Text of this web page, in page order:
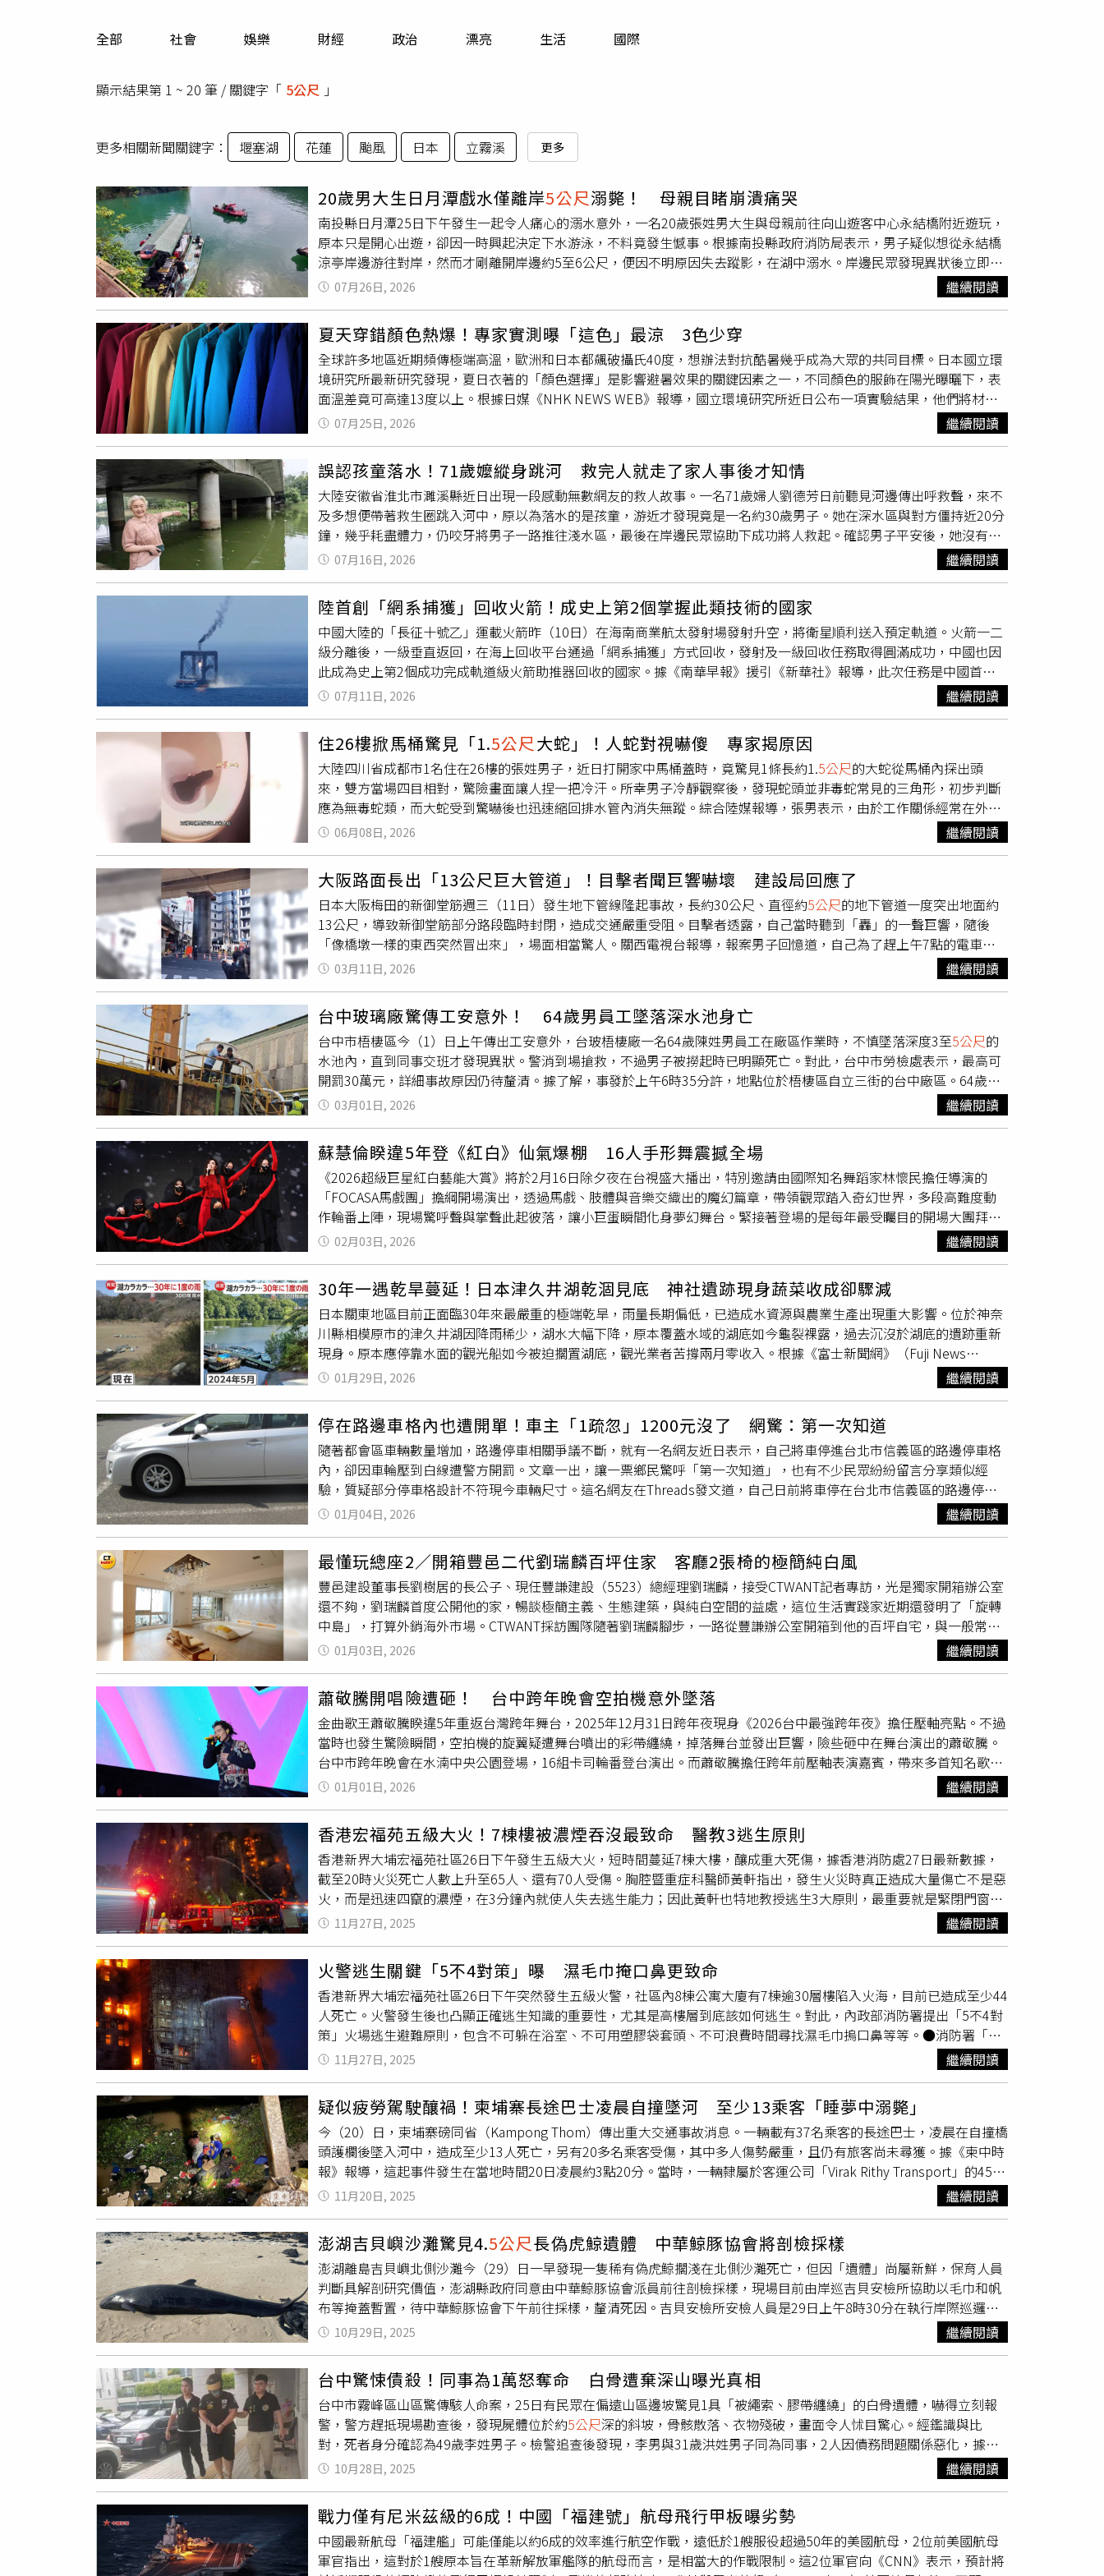
運勢
全部 社會 娛樂 財經 政治 漂亮 生活 國際
顯示結果第 1 ~ 20 筆 / 關鍵字「 5公尺 」
更多相關新聞關鍵字： 堰塞湖 花蓮 颱風 日本 立霧溪 更多
20歲男大生日月潭戲水僅離岸5公尺溺斃！ 母親目睹崩潰痛哭
南投縣日月潭25日下午發生一起令人痛心的溺水意外，一名20歲張姓男大生與母親前往向山遊客中心永結橋附近遊玩，
原本只是開心出遊，卻因一時興起決定下水游泳，不料竟發生憾事。根據南投縣政府消防局表示，男子疑似想從永結橋
涼亭岸邊游往對岸，然而才剛離開岸邊約5至6公尺，便因不明原因失去蹤影，在湖中溺水。岸邊民眾發現異狀後立即報
案，消防局獲報後迅速派遣搜救人員展開救援，並出動橡皮艇、水域救援人員及相關設備投入搜尋。由於日月潭水域廣
闊，加上天色逐漸昏暗，搜救工作持續至晚間10時仍未發現男子蹤影，只能暫停作業。今（26）日清晨，搜救人員再次
指出，日月潭雖然湖面看似平靜，實際上卻暗藏危險，水底地形落差相當大，部分區域岸邊一步之外就是深潭，加上湖
底暗流、水溫變化及能見度不佳，即使具備游泳能力，也可能因體力不支或突發狀況而發生意外。因此，除官方核准活
動，例如一年一度的日月潭萬人泳渡外，全潭皆禁止私人游泳及戲水，以保障民眾安全。消防局也再次提醒民眾，若發
現有人落水，切勿因救人心切而直接跳入水中，以免造成二次傷亡。正確做法應遵循「叫、叫、伸、拋、划」防溺五步
驟，先大聲呼救、撥打119求援，再利用竹竿、救生圈、繩索或船隻協助救援，等待專業人員抵達處理。這起悲劇也再
次提醒民眾，自然水域潛藏許多肉眼無法察覺的危險，即使距離岸邊僅短短數公尺，也可能瞬間發生無法挽回的憾事，
切勿因一時大意或僥倖心理而冒險下水，以免讓一次出遊成為家人永遠的傷痛。
07月26日, 2026 繼續閱讀
夏天穿錯顏色熱爆！專家實測曝「這色」最涼 3色少穿
全球許多地區近期頻傳極端高溫，歐洲和日本都飆破攝氏40度，想辦法對抗酷暑幾乎成為大眾的共同目標。日本國立環
境研究所最新研究發現，夏日衣著的「顏色選擇」是影響避暑效果的關鍵因素之一，不同顏色的服飾在陽光曝曬下，表
面溫差竟可高達13度以上。根據日媒《NHK NEWS WEB》報導，國立環境研究所近日公布一項實驗結果，他們將材質
與尺寸完全相同的9種顏色的Polo衫穿在假人模特兒身上，於氣溫約30度、風速每秒
的晴朗戶外環境下曝曬5分
鐘，並透過熱成像照相機監測服裝表面溫度變化。結果顯示，白色衣服散熱效果最佳，表面溫度維持在與氣溫相近的32
度左右；而黑色與綠色服飾吸熱迅速，表面溫度竟衝破45度。有日本研究顯示，在同樣日照條件下，白色衣服表面溫度
最低，綠色和黑色則相對高溫。（圖／翻攝自臉書／NHK NEWS WEB）從國立環境研究所測得的表面溫度高低排序，
避暑效果由優至劣依次為白色、黃色、灰色、紅色、紫色、藍色，最後則是綠色、深綠色與黑色。值得注意的是，在中
間色系中，紅色展現出優異的抗熱效果，溫度並未明顯上升，而綠色的吸熱表現則幾乎與黑色不相上下。針對這項現
象，日本國立環境研究所高階研究管理員的一之瀨俊明分析指出，顏色差異直接決定了服飾對太陽輻射能量的反射率與
吸收率。白色與黃色等淺色系能反射絕大部分熱能，因此能有效抑制體感溫度上升，建議民眾在酷熱天候出門時，應優
07月25日, 2026 繼續閱讀
誤認孩童落水！71歲嬤縱身跳河 救完人就走了家人事後才知情
大陸安徽省淮北市濉溪縣近日出現一段感動無數網友的救人故事。一名71歲婦人劉德芳日前聽見河邊傳出呼救聲，來不
及多想便帶著救生圈跳入河中，原以為落水的是孩童，游近才發現竟是一名約30歲男子。她在深水區與對方僵持近20分
鐘，幾乎耗盡體力，仍咬牙將男子一路推往淺水區，最後在岸邊民眾協助下成功將人救起。確認男子平安後，她沒有留
下姓名，也未接受任何感謝，而是默默返家。直到警方發起全城尋人、影片在網路瘋傳，這位勇敢的「白髮奶奶」才曝
光身分，引發社會各界高度讚揚。71歲的劉德芳聽見有人落水後，立刻攜帶救生圈跳入河中，歷經約20分鐘救援，成功
當時正在橋下與友人聊天的71歲劉德芳聽見聲音後，立刻起身趕往落水地點。當她準備脫鞋下水時，現場一名女子趕緊
從岸邊護欄取下一只救生圈遞給她。劉德芳接過救生圈後毫不遲疑，直接穿越綠化帶抄近路衝向河岸，隨即縱身跳進河
裡，朝落水者奮力游去。劉德芳受訪時表示，自己當時誤以為落水的是小孩，因此心急如焚，只想盡快把人救上來。等
游到對方面前、抓住手臂後，她才發現對方其實是一名約30歲的年輕男子。然而，救援過程並不順利。男子當時情緒相
當激動，不斷掙扎，甚至試圖甩開她的手，讓救援難度大幅增加。劉德芳只能死命抓住對方，不讓他再次沉入水中。由
於河水相當深，雙方僵持一段時間後，她的體力也逐漸透支。所幸身旁有救生圈可支撐，她一邊藉助浮力維持平衡，一
邊使盡全身力氣推拉男子，經過兩度用力推送，終於將男子帶到較淺的水域。此時，岸邊兩名熱心民眾立即伸出援手，
眾人合力將男子拉上岸，整場驚險救援才終於結束。劉德芳原以為落水的是孩童，游近才發現是一名成年男子，仍咬牙
撐到最後，在熱心民眾協助下完成救援。完成救援後，劉德芳只是簡單整理被河水浸濕的衣服，確認男子已脫離危險，
便悄悄離開現場返回住處，既沒有留下姓名，也沒有向任何人提起自己的義舉。她透露，整個救援歷時20多分鐘，回家
後也沒有把這件事告訴家人，只因擔心家人知道後會過於憂心，因此一直低調不提。警方獲報後趕抵現場時，落水男子
已被成功救起。經確認男子身體沒有大礙後，警方便開始尋找這位見義勇為的救命恩人。由於老人離去前未留下任何個
人資料，濉溪縣公安局新城派出所立即調閱周邊監視器畫面，並走訪現場目擊民眾，希望查明她的身分。同時，警方也
透過官方微信平台發布尋人影片，向社會大眾徵求線索，希望找到這位英勇救人的長者。影片發布後迅速在當地社群媒
體瘋傳，不到10多個小時便累積近8000人按讚、近4000次分享，留言超過500則，不少網友紛紛轉發，希望協助警方找
到這位不留名的英雄。就在大家四處尋找之際，7月14日，劉德芳的哥哥恰巧看到警方發布的影片，一眼便認出畫面中
的人正是自己的妹妹，隨即主動聯絡警方，這位「白髮奶奶」的真實身分才正式曝光。不少目擊民眾事後也分享當時驚
險經過。經常到濉河公園附近散步的居民劉群英表示，該河段水深約4至5公尺，落水男子當時位於河中央，距離岸邊超
過10公尺，而且劉德芳還必須逆著水流游向對方，一般人根本沒有勇氣下水，更別說是一位70多歲的長者。59歲好友韓
梅得知消息後更忍不住感動落淚。她表示，原本自己當天下午也打算到橋邊散步，只因臨時有事才未前往。隔天聽聞劉
德芳跳河救人後，立刻打電話向她關心。韓梅直言，70多歲還願意冒著生命危險救人，不僅是濉溪人的驕傲，更是整個
淮北市的驕傲。劉德芳的女兒許詩卉則坦言，得知母親救人的消息後，內心既驕傲又後怕。雖然母親平時身體硬朗，也
會游泳，但畢竟已年過七旬，若救援途中發生任何意外，家人都難以承受。不過，她也表示，母親一直都是出了名的熱
心腸，鄰居只要有困難，她總會第一時間伸出援手，因此這次跳河救人，其實也很符合母親一貫的個性。事件曝光後，
劉德芳很快恢復原本退休生活，每天依舊固定到濉河公園散步運動。當她得知獲救男子身體狀況穩定、情緒也逐漸平復
時，臉上露出欣慰笑容。她語重心長表示，年輕人有時難免會一時想不開，但很多事情終究都會過去，「等到了我這個
年紀就知道，其實很多事情都不是問題，怎麼快樂怎麼生活最重要。」談起自己的身體狀況，她笑說一直都很喜歡運
動。過去與女兒同住時，曾在健身房辦會員，不僅固定做瑜伽、跳有氧課程，游泳也是在健身房慢慢自學而成，因此退
休後始終保持不錯的體能。不過，她也坦承，當時根本沒有時間思考自己的泳技是否足夠，更沒想過如果救不上來會怎
麼樣，腦海裡只有一個念頭，就是先把人救起來。劉德芳救人的影片在網路曝光後，引來大量網友留言致敬，不少人表
示「安徽好人真的很多，果然名不虛傳」、「好人之城不是叫假的」、「身為濉溪人，一定要替奶奶按讚」，留言區充
滿感謝與敬佩之聲。據了解，截至目前為止，安徽省已有1810人登上「中國好人榜」，入榜總數高居全國第一，也讓不
少網友再度提起安徽長年累積的助人文化。劉德芳則始終認為，自己只是做了任何人遇到相同情況都會做的事，完全沒
想到會受到如此大的關注。她說，當時眼前就是一條生命，不管換成誰，都應該伸出援手。
07月16日, 2026 繼續閱讀
陸首創「網系捕獲」回收火箭！成史上第2個掌握此類技術的國家
中國大陸的「長征十號乙」運載火箭昨（10日）在海南商業航太發射場發射升空，將衛星順利送入預定軌道。火箭一二
級分離後，一級垂直返回，在海上回收平台通過「網系捕獲」方式回收，發射及一級回收任務取得圓滿成功，中國也因
此成為史上第2個成功完成軌道級火箭助推器回收的國家。據《南華早報》援引《新華社》報導，此次任務是中國首次
成功實施運載火箭一級可控回收，「標誌著我國重複使用火箭技術取得重大突破。」而且不同於全球首富馬斯克（Elon
Musk）旗下「太空探索技術公司」（SpaceX）所開創的回收方式，中國此次首度採用獨特的「海上攔網回收系統」，
提供更具彈性的回收方式。隨著全球登月競賽日益激烈，北京也持續強化商業航太產業發展，而這款中國火箭則提供了
另一條可重複使用的太空飛行技術路線。根據《新華社》報導，這枚高63公尺、直徑5公尺
午12時15分自中國南部文昌太空發射場升空，並將搭載的衛星成功送入預定軌道。《新華社》稱，在火箭一二級分離約
6分鐘後，一級火箭以垂直方式返回，並由「領航者」網系回收平台成功接住。《央視》則表示，此次首飛驗證了一級
火箭可重複使用的設計，預期將有助於降低發射成本。「中國航天科技集團」結構系統專家姜周10日接受《中國航天
報》採訪時表示：「可重複使用火箭是未來實現大規模、自由進入太空的重要途徑，也符合太空發射朝向更低成本、更
高頻率發展的趨勢。」這款兩級式長征十號乙的一級採用7具YF-100K引擎，以煤油與液態氧作為推進劑，最多可將16公
噸酬載送入近地軌道，主要設計用途為貨運任務。火箭研製單位「中國運載火箭技術研究院」總體設計師陳牧野接受
《新華社》訪問時則表示，長征十號乙主要鎖定中國商業市場，可用於部署衛星網際網路星座及大型商業衛星。今年2
月，中國曾利用同系列另一款型號「長征十號甲」的一級火箭，成功完成「夢舟載人登月飛船」的飛行中逃逸測試。測
試箭體完成受控下降，並落入回收船附近海域，也提高了外界對此次飛行成功的期待。此次任務也是中國首次正式挑戰
可重複使用火箭回收技術，此舉被視為降低成本、提高發射能力以及提升中國航太產業國際競爭力的重要一步。去年12
月，中國另外2款火箭曾嘗試採用與SpaceX相似的柵格翼（grid fins）加著陸腿（landing legs）垂直回收方式，但均以
失敗告終。其中，由「藍箭航太」研製、採用甲烷與液態氧推進的民營火箭「朱雀三號」，其一級火箭墜毀於預定回收
區附近。另1款由國有企業研製的「長征十二號甲」，則因引擎未能重新點火執行最後減速程序，導致一級火箭於空中
墜毀。而這次不同於SpaceX的「獵鷹9號」（Falcon 9）依靠自身著陸腿降落的方式，長征十號乙採用了海上攔網與纜
索回收系統。在重新進入大氣層期間，一級火箭先利用引擎及空氣動力控制面降低速度，再下降至回收系統。在最後著
陸階段，攔網與纜索裝置會吸收火箭剩餘動能，進一步降低速度，以完成軟著陸。陳牧野解釋：「攔網回收方式可簡化
火箭結構、降低重量、提升運載能力，同時對落點偏差具有很強的適應能力，也能透過攔網系統的協同作用，『放大』
回收捕獲窗口。」中國航天科技集團總工程師朱平平向《中國航天報》表示，火箭重返大氣層的過程被稱為「地獄之
門」，因為引擎若未能在正確時機啟動或關閉，就可能導致整個回收失敗。中國航天科技集團專家也向《中國航天報》
指出，整個回收過程必須兼顧回收與酬載能力，同時完成對移動目標的導航與鎖定，並透過數千個感測器進行即時飛行
監控。利用攔網或纜索捕捉太空飛行器的概念可追溯至冷戰時期，當時美軍利用空中攔截方式回收日冕（Corona）偵察
衛星拍攝完成後拋投的底片艙。近年來，包括SpaceX與「火箭實驗室」（Rocket Lab）等企業，也曾測試利用攔網或直
升機捕捉返回中的火箭部件，但因海上強風等作業挑戰，最終大多放棄這些方案。據悉，在去年4月美中經濟暨安全檢
討委員會（USCC）舉行的1場聽證會上，美國太空軍（USSF）太空作戰部長薩爾茲曼上將（General B. Chance
Saltzman）曾表示，美國目前仍是全球發射能力領先者，但也警告競爭對手可能迅速縮小差距，「一旦其他國家開始具
備並運用可重複使用技術，他們就會開始迎頭趕上，並能以不同方式、更具韌性的模式利用太空執行各種任務。」他接
著指出：「短期內，中國對可重複使用運載火箭以及軌道加注燃料的投資，代表進入太空的能力正迎來一個重要轉折
點，未來可能導致中國在這個領域超越美國的領導地位。」報導補充，作為長征十號乙系列首次軌道飛行測試，10日的
任務主要目的是驗證未來更強大的載人登月型長征十號所需的關鍵技術。該型火箭升空時將使用21具YF-100K引擎，目
標是在2030年前將中國太空人及登月著陸器送往月球。美國國家航空暨太空總署（NASA）同樣計畫於2028年前再次將
美國太空人送上月球，這將是自1972年阿波羅計畫（Apollo Program）結束以來首次重返月球。中國社群媒體Threads
上的討論顯示，第2枚朱雀三號火箭可能將於未來數週再次挑戰垂直回收，而完整構型的長征十號甲也預計於今年稍後
進行飛行。《央視》也指出，今年稍後還將利用此次成功回收的長征十號乙可重複使用助推器，再次進行測試飛行。
07月11日, 2026 繼續閱讀
住26樓掀馬桶驚見「1.5公尺大蛇」！人蛇對視嚇傻 專家揭原因
大陸四川省成都市1名住在26樓的張姓男子，近日打開家中馬桶蓋時，竟驚見1條長約1.5公尺的大蛇從馬桶內探出頭
來，雙方當場四目相對，驚險畫面讓人捏一把冷汗。所幸男子冷靜觀察後，發現蛇頭並非毒蛇常見的三角形，初步判斷
應為無毒蛇類，而大蛇受到驚嚇後也迅速縮回排水管內消失無蹤。綜合陸媒報導，張男表示，由於工作關係經常在外奔
波，過去也曾多次遇過蛇類，甚至見過長達
的大蛇，因此當下並未過度驚慌，反而對蛇出現在高樓層住宅感到相
當疑惑。事件曝光後引發網友熱議，不少人最關心的是，蛇究竟如何爬上26樓高的大樓，甚至出現在馬桶裡。專家指
再經由馬桶排水管爬入室內。尤其低樓層住戶遭遇此類情況的機率較高。不過隨著樓層增加，管線結構愈發複雜，加上
下水道環境潮濕、氣味濃重且常有水流衝擊，蛇要一路爬升至高樓層難度相當高，因此26樓出現蛇蹤更顯罕見。專家分
析，除了透過排水系統進入住宅外，也不排除蛇原本就藏身於大樓管道間、設備空間或其他縫隙，再誤入住家環境。由
於蛇類偏好陰暗、潮濕且溫度穩定的場所，而浴室恰好符合這些條件，因此常成為牠們暫時棲息的地點。事實上，蛇類
闖入民宅的案例屢見不鮮。過去曾有民眾在家中抽屜取物時，赫然發現1條大蛇蜷縮其中；也有人在客廳沙發內發現長
的蛇，最後由消防人員協助捕捉。另外，天花板、冷氣機甚至床底下，也都曾出現蛇類藏身的案例，讓住戶飽
受驚嚇。
06月08日, 2026 繼續閱讀
大阪路面長出「13公尺巨大管道」！目擊者聞巨響嚇壞 建設局回應了
日本大阪梅田的新御堂筋週三（11日）發生地下管線隆起事故，長約30公尺、直徑約5公尺的地下管道一度突出地面約
13公尺，導致新御堂筋部分路段臨時封閉，造成交通嚴重受阻。目擊者透露，自己當時聽到「轟」的一聲巨響，隨後
「像橋墩一樣的東西突然冒出來」，場面相當驚人。關西電視台報導，報案男子回憶道，自己為了趕上午7點的電車匆
忙往車站方向前進，突然聽到前方傳來巨響，以為發生掉落物或交通事故，走近現場才發現路面竟出現高聳的管道結
構，與前一天早晨完全不同。目擊者提到，上方還有瀝青或混凝土塊不斷掉落，當時完全無法理解為何會出現這種情
已基本停止，工地人員忙於維持現場秩序，雖然當時行人不多，安全措施到位，但仍有少量車輛經過，情況相當危險。
對此，大阪建設局回應，對新御堂筋封路造成大規模交通堵塞及市民不便，深表歉意。負責人說明，管道隆起高度約13
公尺，現場正在進行梅田地區排水防洪下水道工程，事件與施工有關，但具體原因仍在調查中。建設局指出，現場周邊
道路短期內難以恢復通行，必須先確認地基安全再決定。據悉，此次工程目的是加強梅田地區因應集中豪雨的排水能
力。隆起的管道位於地下水管隧道終點，最終將設置竪井與人孔。截至下午1時前，經施工團隊實施注水作業，管道已
下降至地下約6公尺。建設局強調，恢復道路通行需確認周邊地基及施工安全，預計今日內重新開放仍困難，提醒市民
暫避事故路段，並呼籲民眾配合交通管制。
03月11日, 2026 繼續閱讀
台中玻璃廠驚傳工安意外！ 64歲男員工墜落深水池身亡
台中市梧棲區今（1）日上午傳出工安意外，台玻梧棲廠一名64歲陳姓男員工在廠區作業時，不慎墜落深度3至5公尺的
水池內，直到同事交班才發現異狀。警消到場搶救，不過男子被撈起時已明顯死亡。對此，台中市勞檢處表示，最高可
開罰30萬元，詳細事故原因仍待釐清。據了解，事發於上午6時35分許，地點位於梧棲區自立三街的台中廠區。64歲陳
姓男員工當時在蓄水池進行加氯錠作業，水池深度約3至
，監視器畫面拍到他拿著藥水靠近水池，疑似不慎跌落池
內，直到上午10時50分，同事準備交接時發現異狀，立刻通報消防局到場救援。消防局獲報後，出動消防車7輛、消防
人員14人前往救援，到場後先抽除池內部分水量，約在12時28分將男子撈起，不過男子已無呼吸心跳，明顯死亡。隨
後，警方與鑑識人員到場採證，初步檢視遺體無明顯外傷，研判暫時排除外力介入，確切死因將報請司法相驗，詳細事
故發生原因仍待釐清。台中市勞檢處表示，目前已派員實施職災檢查，並要求停工改善，若查有違反職業安全衛生法，
將處3萬元以上、30萬元以下罰鍰，同時也啟動「職業災害勞工個案管理服務」，協助家屬處理後續事宜。
03月01日, 2026 繼續閱讀
蘇慧倫睽違5年登《紅白》仙氣爆棚 16人手形舞震撼全場
《2026超級巨星紅白藝能大賞》將於2月16日除夕夜在台視盛大播出，特別邀請由國際知名舞蹈家林懷民擔任導演的
「FOCASA馬戲團」擔綱開場演出，透過馬戲、肢體與音樂交織出的魔幻篇章，帶領觀眾踏入奇幻世界，多段高難度動
作輪番上陣，現場驚呼聲與掌聲此起彼落，讓小巨蛋瞬間化身夢幻舞台。緊接著登場的是每年最受矚目的開場大團拜環
節，由總主持人Lulu黃路梓茵、紅隊隊長陳明珠、白隊隊長黃偉晉領軍，超豪華卡司一字排開，氣勢磅礡，特別企劃日
本人氣男團King & Prince、全球組合&TEAM以及永遠的男神林志穎率先亮相，引發全場粉絲尖叫，紅隊陣容集結蘇慧
倫、動力火車、黃妃、辛龍、許富凱、告五人、蔡旻佑、白安、李千娜、顧穎、呂士軒、陳泳希、Karencici；白隊則由
比莉、龍千玉、蕭煌奇、盧廣仲、黃偉晉、李佳薇、李佳歡、八三夭、邱鋒澤、FEniX、J.Sheon、TRASH、山姆組成堅
強陣容，今年也邀請到蕭景鴻（阿弟）、蔣三省、U:NUS、F.F.O、笨港國小合唱團登台進行特別演出，眾卡司齊聚，帶
領全場觀眾高喊祝福「精彩奔騰、馬到成功」，此外，曾莞婷也來到現場，送上祝福「馬上有錢、馬上找到對象」，與
觀眾玩遊戲共迎新春。蘇慧倫睽違5年再度登上《紅白》舞台，率領16位舞者氣勢登台，以整齊畫一的手形舞搭配溫柔
嗓音演唱〈929〉，瞬間擄獲全場觀眾的心，隨後帶來〈黃色月亮〉，並帶上特別製作的
大月亮道具，燈光與造景
呼應歌曲意境，畫面唯美動人，歌聲更將台下歌迷深深吸引。緊接著，比莉以經典歌曲〈什麼都不必說〉登場，炫麗造
型令人眼前一亮，全場觀眾隨之高歌，尖叫聲此起彼落，緊接演唱睽違4年發行的新歌〈阿福羅火山〉，洗腦且強勁的
旋律瞬間點燃全場節奏，觀眾隨音樂揮舞螢光棒，舞台氣氛嗨到最高點。比莉以經典歌曲〈什麼都不必說〉登場。（圖
／台視提供）
02月03日, 2026 繼續閱讀
30年一遇乾旱蔓延！日本津久井湖乾涸見底 神社遺跡現身蔬菜收成卻驟減
日本關東地區目前正面臨30年來最嚴重的極端乾旱，雨量長期偏低，已造成水資源與農業生產出現重大影響。位於神奈
川縣相模原市的津久井湖因降雨稀少，湖水大幅下降，原本覆蓋水域的湖底如今龜裂裸露，過去沉沒於湖底的遺跡重新
現身。原本應停靠水面的觀光船如今被迫擱置湖底，觀光業者苦撐兩月零收入。根據《富士新聞網》（Fuji News
Network，FNN）報導，津久井湖素以春季賞櫻與秋季楓紅聞名，是當地重要觀光景點。但由於雨量不足，湖水自去年
11月底起持續減少，目前的乾涸狀態已接近兩個月，湖底乾燥鬆軟，即使踩上去也會揚起黃沙，原本生長在湖岸邊的樹
木因長期缺水而乾枯，一折即斷。關東地區乾旱導致作物生長受阻，白蘿蔔大小僅為往年一半。水位下降的現象也讓觀
光業者苦不堪言。一位經營觀光船超過半世紀的業者表示，湖面水位比往常低近5公尺，使得遊客乘船活動無法進行，
船隻長期停擺，生意已連續兩個月毫無收入。他無奈表示：「這種情況不是人力可以改變，只能盼望降雨。」根據最新
監測資料顯示，支撐當地生活用水的城山大壩蓄水量已跌至約22％，遠低於平常水位。此外，長期沉沒於水底的歷史痕
跡重新露出，包括整齊堆砌的石牆、通往神社的石階，甚至還可見多年淹沒的報廢車輛，如同歷史遺跡重現。城山水壩
蓄水量跌至22%，遠低於正常水位，進一步加劇缺水危機。極端乾旱的效應也已延伸至農業生產與消費市場。關東地區
農園負責人指出，目前正值白蘿蔔採收期，但由於土壤乾燥缺水，部分白蘿蔔僅達往年尺寸的一半，生長遲緩；胡蘿蔔
亦因水分不足葉片枯萎、根部發育不良。此外，葉菜類因缺水導致養分流失，底部葉片泛黃乾枯，為確保出貨品質，農
民必須投入更多人力剔除受損部分。整體而言，農作物產量較往年減少約三至四成，專家分析若乾旱持續，不僅供給減
少，也將推升蔬菜價格。預估從2月起，包括春季大根與胡蘿蔔在內的蔬菜售價可能上漲至平常的1.5倍。日本氣象廳最
新資料顯示，關東以及九州北部地區的少雨狀況相當顯著，未來一個月內明顯降雨機率偏低。氣象廳提醒，持續缺水恐
將進一步威脅居民生活用水與農業生產。城山水壩蓄水量跌至22%，遠低於正常水位，進一步加劇缺水危機。（圖／翻
攝自X，@FNN_News）
01月29日, 2026 繼續閱讀
停在路邊車格內也遭開單！車主「1疏忽」1200元沒了 網驚：第一次知道
隨著都會區車輛數量增加，路邊停車相關爭議不斷，就有一名網友近日表示，自己將車停進台北市信義區的路邊停車格
內，卻因車輪壓到白線遭警方開罰。文章一出，讓一票鄉民驚呼「第一次知道」，也有不少民眾紛紛留言分享類似經
驗，質疑部分停車格設計不符現今車輛尺寸。這名網友在Threads發文道，自己日前將車停在台北市信義區的路邊停車
格內，沒想到卻被警方依《道路交通管理處罰條例》第56條1項9款「停車方式不依規定」開罰，「問了GPT才知道，原
來停車格壓到線就算違停，看來我駕照應該用雞腿換的，我居然都不知道！」原PO也直言，「被開肯定是違規在先了，
沒什麼好抱怨的，只是提醒大家停車要多多注意喔～不要跟我一樣搞笑了。」貼文曝光後，不少鄉民便在底下留言，
「媽呀，第一次知道」、「是格子內，不是格子以內。壓在線上屬於以內，法規規定停車格內，所以罰單摸摸鼻子吃下
去吧」、「不只停車格，路面邊線也是」、「轉彎壓到一點點黃線也會被檢舉喔」、「線上申訴就好了，根本不應該
罰」、超線你要看你右邊有沒有停到底，很多停車格是不合規定可以撤單」。也有人指出，「長知識，但台北市的停車
格真的很小」、「有些停車格根本不知道在畫什麼鬼！用幾十年前的標準，現在一堆大車停不下」、「我現在才知道這
樣不行耶！那如果是旁邊住家擺了超大花盆！導致車子無法完整停進去格子內，這樣也算我的罰單？」、「太離譜了！
請市府訂定出車位大小規格，一律用最高標準畫線」、「現在格子越畫越小，大車不要停路邊啦」。還有人抱怨，「但
是有些停車格在畫的時候感覺根本沒量過亂畫，尤其旁邊有花圃之類的，工人不知道在想什麼」、「很多車子比較大的
路邊停車格根本就停不下去，更不要說有些停車格畫的位置，根本連一般小轎車都會凸出來，甚至有的停車格根本就連
規定尺寸都不到」、「現在停車格有夠小，後面還有變電箱，不然旁邊就是被機車停在水溝蓋上，壓縮車格的空間」、
「我今天停的停車格旁邊是電箱，如果不壓線，車門打開，我出不來」。實際上，根據現行《道路交通管理處罰條例》
第56條規定，如果「停車位置、方式不符合規定」，警方可依法開罰，處新台幣600以上、1200元以下罰鍰。對此，台
北市停車管理工程處回應，目前路邊停車格多依規定設計為長
、寬2公尺，屬合法配置，但考量近年車輛尺寸增
加，後續將派員實地勘查，在不影響整體停車位數的前提下，評估能調整格位尺寸。
01月04日, 2026 繼續閱讀
最懂玩總座2／開箱豐邑二代劉瑞麟百坪住家 客廳2張椅的極簡純白風
豐邑建設董事長劉樹居的長公子、現任豐謙建設（5523）總經理劉瑞麟，接受CTWANT記者專訪，光是獨家開箱辦公室
還不夠，劉瑞麟首度公開他的家，暢談極簡主義、生態建築，與純白空間的益處，這位生活實踐家近期還發明了「旋轉
中島」，打算外銷海外市場。CTWANT採訪團隊隨著劉瑞麟腳步，一路從豐謙辦公室開箱到他的百坪自宅，與一般常見
奢華富麗的豪宅大不相同，追求極簡主義的他，天地壁及家電家具，幾乎清一色白色系，雖客廳就有約50坪大，卻只放
了1張床墊和2張和室椅，擺設相當簡約。為了追求全白，他還特地做了可移動式電視牆，平時能將全黑銀幕完全覆蓋。
／劉瑞麟提供）劉瑞麟的建築空間設計，都著重在光影、極簡、生態，打造療癒系居住環境。都市叢林生活易生壓力，
劉瑞麟強調綠植可以幫助減壓，對健康有直接正相關，他家的客廳，即有一整面超過5公尺寬的陽台及落地窗，外部配
置高腳桌椅與多樣植栽，營造都市綠洲。他表示，豐謙建築極簡主義的核心有3點，1.空間的主角是人，2.能最多被使用
的空間才是最好的空間，3.極簡是探索一切事物的本質，從色調跟型式的極簡，並且專注在整合上。他也向記者特別推
廣純白空間的多項好處，不是只為了好看，更因為健康療癒，及節能永續。他先以盆養植栽來舉例，使用白色盆與黑色
盆溫度就會相差4度，是決定植物會不會爛根的關鍵；而生態建築常採白色外觀，主要是為了反射陽光、降低熱島效
應，達到節能目的，最直接關係的是住戶的荷包，光是電費就能節省不少。此外，在能量和色彩心理學的觀點中，負能
量在白色上較難停留，白色也有純淨場域的意涵，能帶來放鬆與心靈平靜，因此，他連窗框都使用白色。他也建議，居
家空間盡量用協調色、不要出現衝突色。第三、白色的衍色性最好，從早到晚、日出到夕陽，光在白色空間所得到的變
化最多。劉瑞麟分享，他從小就喜歡光影的變化，所以在他的建案公設，也都會採用白色展演光影效果，因此他鼓勵大
家室內多用白色或淺灰色，最能欣賞到光影之美。「豐謙蜜之地」的茶屋可見窗外即是瀑布造景，深度至地下2層樓，
為停車場帶來通風、採光，為豐謙「被動式建築」的代表作。（圖／劉瑞麟提供）劉瑞麟2009年進入豐邑土開部磨練了
10年，同時參與設計規劃，2016年接任豐謙總經理，主導推出「蜜之地」「森立方」「VITA」「謙18」「植得」
「Home+」等建案。其中，位於台中單元12重劃區、目前屋齡5年的「豐謙蜜之地」，可以說是體現其生活理念與對居
住品質追求的首個代表建案。他多花了4000萬元實現建築的被動式設計，在地下停車場開挖了2層樓高的天井，從1樓的
茶屋、大廳，直至地下2樓的停車場，以瀑布作為景觀核心，利用大樓風實現自然空氣流動，地下室全年無須開抽風
機，達到節能省電。他還特別在梯廳配置鋼琴，優美琴聲可沿天井從地下停車場穿透至地上層公設，以瀑布的白噪音與
負離子還有音樂營造療癒氛圍，轉換回家心情。劉瑞麟發明旋轉中島的最初目的，是希望可以與餐桌合併，實現聖誕大
餐及過年團聚圍爐同桌的願望，該設計已於10月取得台灣專利，還可搭配燈光計畫。（圖／劉瑞麟提供）最後，腦筋動
得快，又熱情好客的劉瑞麟，也向大家分享他的最新發明──「旋轉中島」，目的是取代傳統餐桌，希望能從料理、吃
飯，大人工作、小孩寫作業，都在同張桌子一次解決，可幫助室內空間增加2坪效能。他透露，目前已取得專利，打算
未來外銷歐美進軍國際，當然也會成為豐謙建案的選配建材。他進一步介紹這款「心流廚房中島」，整合進手機充電、
面紙盒、隱藏IH爐、抽屜式水槽等多項功能。他以「賈伯斯的極簡主義」來說明他的設計理念「少即是多」，既符合美
學設計，又能裝得下最多功能，「甚至水槽拉出來還能洗頭！」記者再三確認，可以洗頭？劉瑞麟不開玩笑，認真地
說，他確認過尺寸沒問題，「把按摩床鋪下去就可以躺著洗了，不然你要怎樣在家裡享受洗頭髮的服務，不可能多花個
1.5坪做一個專門洗頭髮的設備吧！」劉瑞麟強調，他發明的初衷源自於愛，而非商業獲利，經營理念也都是為了地球進
步，與辦公室牆上掛著的「save earth（拯救地球）」呼應。他也透露，旋轉中島預計將和大雅廚具合作上市，未來任
何品牌的廚具都可以經過加購添加旋轉功能，另還有一個六拼的平面設計將問世，不過基於商業機密，劉瑞麟賣了個關
子，「未來中島的平面會因此革新！」
01月03日, 2026 繼續閱讀
蕭敬騰開唱險遭砸！ 台中跨年晚會空拍機意外墜落
金曲歌王蕭敬騰睽違5年重返台灣跨年舞台，2025年12月31日跨年夜現身《2026台中最強跨年夜》擔任壓軸亮點。不過
當時也發生驚險瞬間，空拍機的旋翼疑遭舞台噴出的彩帶纏繞，掉落舞台並發出巨響，險些砸中在舞台演出的蕭敬騰。
台中市跨年晚會在水湳中央公園登場，16組卡司輪番登台演出。而蕭敬騰擔任跨年前壓軸表演嘉賓，帶來多首知名歌
曲。不料在跨年倒數前，蕭敬騰演唱最後一首歌曲〈王妃〉時，空拍機的旋翼疑遭舞台噴出的彩帶纏繞住，進而掉落舞
，所幸他並未
被掉落的空拍機砸中。對此事件，台中市政府表示，蕭敬騰演出進入尾聲時，主辦單位一架空拍機因舞台特效彩帶捲入
而掉落，掉落位置在舞台旁，無造成人員受傷。並強調已請廠商針對舞台道具設計與施放彩帶角度檢討調整。蕭敬騰睽
違5年重返台灣跨年舞台，擔任《2026台中最強跨年夜》壓軸亮點。他身穿緊身喇叭皮褲，在標誌性的黃色麥克風前自
彈自唱〈皮囊〉霸氣開場，除了帶來經典作〈怎麼說我不愛你〉，更驚喜翻唱蔡依林的〈倒帶〉，投入到一度蹲跪舞
台；最後以搖滾神曲〈王妃〉將氣氛帶到最高潮。
01月01日, 2026 繼續閱讀
香港宏福苑五級大火！7棟樓被濃煙吞沒最致命 醫教3逃生原則
香港新界大埔宏福苑社區26日下午發生五級大火，短時間蔓延7棟大樓，釀成重大死傷，據香港消防處27日最新數據，
截至20時火災死亡人數上升至65人、還有70人受傷。胸腔暨重症科醫師黃軒指出，發生火災時真正造成大量傷亡不是惡
火，而是迅速四竄的濃煙，在3分鐘內就使人失去逃生能力；因此黃軒也特地教授逃生3大原則，最重要就是緊閉門窗。
知名胸腔暨重症科醫師黃軒27日在臉書粉絲專頁「黃軒醫師 Dr. Ooi Hean」發文指出，火災中最致命且造成大量傷亡的
因素，往往不是烈焰，而是肉眼難以抵抗、速度極快的黑煙；他說明，高樓火警最致命的關鍵是「煙囪效應」，即火場
險。接著黃軒指出，吸入火場的濃煙其實是毒氣，等於同時暴露於一氧化碳（CO）與氰化氫（HCN）等劇毒氣體中，其
中一氧化碳會讓人「明明有氧氣卻像缺氧」，氰化氫則直接讓細胞失去利用氧氣的能力。有醫療統計，高達80%至90%
的火災死亡者，身體內都出現這兩種毒物。此外，火場的高溫同樣足以致命，只要吸入60度熱氣1分鐘就可能昏迷，150
度甚至會讓氣道瞬間受損，因此逃生時務必貼地前進。黃軒特別提醒，濃煙在短短2分鐘就會奪走視線，導致民眾無法
辨認方向，甚至因恐慌反射性地跑向錯誤位置，包括廁所、回家拿物品，甚至跳樓，都是火災中常見的致命誤判，他認
為不是這些人很笨，「是人的生理反應」。最後黃軒也點出逃生迷思，例如電梯成為「毒氣升降機」、防火門未關導致
整層樓淪為煙霧地獄、樓梯間也可能因煙囪效應而不安全等。黃軒解釋，真正能救命的3大原則分別是，盡量避免吸入
煙霧、關門阻隔煙與熱5至20分鐘、若無法逃出則應原地緊閉空間等待救援，避難層或防煙室往往比盲目逃跑更安全。
11月27日, 2025 繼續閱讀
火警逃生關鍵「5不4對策」曝 濕毛巾掩口鼻更致命
香港新界大埔宏福苑社區26日下午突然發生五級火警，社區內8棟公寓大廈有7棟逾30層樓陷入火海，目前已造成至少44
人死亡。火警發生後也凸顯正確逃生知識的重要性，尤其是高樓層到底該如何逃生。對此，內政部消防署提出「5不4對
策」火場逃生避難原則，包含不可躲在浴室、不可用塑膠袋套頭、不可浪費時間尋找濕毛巾摀口鼻等等。●消防署「5
不4對策」：一、千萬不可為了收拾財物而延誤逃生避難時間，應以保命求生為首要目標。二、千萬不可搭乘電梯，逃
生火場很可能會發生斷電情形，恐因此受困在電梯內。三、千萬不可躲在浴室，火場第一殺手為濃煙，浴室的門和天花
板大多是塑膠材質，不耐高溫，躲在裡面無法有效阻絕濃煙，而且浴室通常沒有對外窗戶，無法對外呼叫，救難人員不
易發現。四、千萬不可用塑膠袋套頭，不但無法裝到新鮮空氣，反而會因呼吸而在塑膠袋上產生霧氣，影響逃生視線及
速度。五、千萬不可浪費時間尋找濕毛巾摀口鼻，而延誤逃生避難，濕毛巾擋不住濃煙中會造成人命傷亡的一氧化碳和
有毒氣體，切勿浪費寶貴的逃生時間尋找無用物品，以免延誤逃生避難時機而不幸受困火場。●正確的火場逃生避難流
程：一、開門，往一樓往外逃生。火場逃生最佳策略就是離開建築物，濃煙平均上升速度為每秒3至5公尺，人平均往上
速度為每秒0.5公尺
，人往上跑跑不贏煙，因此火場逃生原則為往下逃生。要特別注意的是，開門之前應先觸摸門板上方
測試溫度及觀察門外是否有煙霧，如果門板上方溫度很高覺得燙手時，表示門的另一邊已是高溫的狀態，切勿開門，並
改採其它逃生避難路線。若未感高溫，先開一條門縫觀察門外狀況是否有煙霧，若無煙霧再行逃生，並隨手關門；若有
煙霧則應關門退回室內，並用衣物或毛巾將門縫塞住，防止煙霧流入，改採其他逃生避難路線。二、至樓梯間未見煙
霧，即可繼續往下往外逃生。僅確認樓梯裡沒有任何煙霧時，才可以選擇走樓梯往下避難，選擇走有防火門的安全梯逃
生是最佳選擇，因為關上防火門可阻絕火勢及濃煙擴散至安全梯間，形成安全的逃生環境。三、樓梯間往下逃生時發現
煙霧，應改採水平方向尋找其它逃生避難路線。若發現有煙霧從樓梯間下方蔓延上來，表示下方發生火災，是一個很危
險的環境，此時不應往上跑或繼續往下跑，而是要選擇水平方向尋找其他逃生避難路線，並關門以防止火勢及濃煙侵
入，再用衣物或毛巾將門縫塞住，防止煙霧流入。四、平時應規劃2個方向逃生路線，當主要逃生出口無法往下往外逃
生時，尋找第二逃生出口往下往外逃生；若第二逃生出口也受阻礙，則改往相對安全空間關門避難，等待消防人員救
援。火場逃生避難原則。（圖／內政部消防署）此外，消防署也提醒，火場逃生避難時，一定要記得隨手關門，如果起
火點在居室內或屋內，逃離時要記得隨手關起房門及大門，可以將火勢及濃煙侷限在起火居室內或屋內，以利其他房間
或樓層的人順利逃生避難。若優先逃生路線的安全梯或直通樓梯都遭到火勢或濃煙侵襲，導致無法利用，也無法前往相
對安全的空間內避難時，才使用緩降機等避難器具進行逃生避難。消防署曝光操作口訣「掛、丟、套、束、推」：1、
展開固定架，自盒中取出緩降機，將緩降機掛鈎確實【掛】在固定架鈎環上。2、從窗口【丟】下輪盤，確認下方沒有
障礙物阻擋。3、將安全帶【套】於腋下。4、將束帶【束】至胸口。5、攀出牆外，身體面向牆面，雙手輕【推】牆
壁；落地後，將繩索另一端的載具套環束帶拉至頂端，以利下一位人員操作。火場內使用緩降機等避難器具操作方式。
（圖／內政部消防署）
11月27日, 2025 繼續閱讀
疑似疲勞駕駛釀禍！柬埔寨長途巴士凌晨自撞墜河 至少13乘客「睡夢中溺斃」
今（20）日，柬埔寨磅同省（Kampong Thom）傳出重大交通事故消息。一輛載有37名乘客的長途巴士，凌晨在自撞橋
頭護欄後墜入河中，造成至少13人死亡，另有20多名乘客受傷，其中多人傷勢嚴重，且仍有旅客尚未尋獲。據《柬中時
報》報導，這起事件發生在當地時間20日凌晨約3點20分。當時，一輛隸屬於客運公司「Virak Rithy Transport」的45座
巴士，正由暹粒開往金邊，在6號公路152公里至153公里路段因為撞上橋頭護欄後失控墜河。當地警方指出，截至上午8
點30分，救難人員已將嚴重受創的車身從河中吊起，並在車內發現13具罹難者遺體，其中包含8名女性。此外，現場亦
現場。根據當地警方消息，由於巴士並無與其他物體相撞痕跡，研判這起事故可能是由於巴士司機在駕駛過程中打瞌
睡，導致巴士撞上右側橋樑護欄後衝進約5公尺深的河道中。由於事發時已是凌晨，車上乘客大都在熟睡中，因此導致
多人反應不及無法逃生。
11月20日, 2025 繼續閱讀
澎湖吉貝嶼沙灘驚見4.5公尺長偽虎鯨遺體 中華鯨豚協會將剖檢採樣
澎湖離島吉貝嶼北側沙灘今（29）日一早發現一隻稀有偽虎鯨擱淺在北側沙灘死亡，但因「遺體」尚屬新鮮，保育人員
判斷具解剖研究價值，澎湖縣政府同意由中華鯨豚協會派員前往剖檢採樣，現場目前由岸巡吉貝安檢所協助以毛巾和帆
布等掩蓋暫置，待中華鯨豚協會下午前往採樣，釐清死因。吉貝安檢所安檢人員是29日上午8時30分在執行岸際巡邏勤
務時發現這頭死亡鯨豚，身長為4.
，通報澎縣府農漁局，經中華鯨豚協會辨識為稀有偽虎鯨。29日上午被發現死亡
後擱淺在吉貝北側沙灘的稀有偽虎鯨，由岸巡人員協助以毛巾和帆布等掩蓋暫置，待中華鯨豚協會下午前往解剖採樣。
（圖／澎縣府農漁局提供）根據海洋保育署《臺灣百種海洋動物》圖鑑，偽虎鯨主要分布在全球熱帶與溫帶海域，常出
沒在溫暖且深水的遠洋，偶而也進入淺水區活動。臺灣海域的偽虎鯨在澎湖至高雄海域曾有目擊紀錄，宜花東海域也偶
可見到，但群體的居留性與活動範圍仍不清楚；有時會與漁民的作業有所重疊而搶食漁獲。偽虎鯨形態特徵為橢圓頭
型，身體修長呈流線型，背鰭位於背部中央呈鐮刀狀且比例較小，胸鰭外側有S型弧度。全身深灰至黑色，腹部深灰
色，胸腔腹面具有錨狀斑紋但不明顯。但外型有雌雄二型性，雄性較大，成年體長約5-6公尺，體重約達2000公斤，雌
性成年體長4-5公尺
，體重約達1200公斤。雌性偽虎鯨在9-12歲進入性成熟，雄性則稍晚到15歲之後達性成熟。懷孕期
約11個月，雌性通常6-7年左右生一胎，在晚年40歲以後開始進入更年期，圈養的環境中已知最長壽的偽虎鯨年齡為60
歲左右。也因偽虎鯨壽命長而繁殖速度又慢，早期因漁業和食物曾獵殺偽虎鯨，近代因可馴養而仍有被捕捉的壓力。加
上污染物累積與漁業衝突對偽虎鯨的存在也有相當程度影響，偽虎鯨在台灣東部海域近年來賞鯨的發現率降低，族群狀
況尚未瞭解。偽虎鯨具有較穩定的社會組織，多次集體擱淺的事件，在海上和瓶鼻海豚常共游。群體通常為5-25隻左
右，但有時也會見到數十隻以上的群體集合。食物種類多樣，主要包含旗魚、鮪魚、鬼頭刀等中大型魚類，其他海域也
10月29日, 2025 繼續閱讀
台中驚悚債殺！同事為1萬怒奪命 白骨遭棄深山曝光真相
台中市霧峰區山區驚傳駭人命案，25日有民眾在偏遠山區邊坡驚見1具「被繩索、膠帶纏繞」的白骨遺體，嚇得立刻報
警，警方趕抵現場勘查後，發現屍體位於約5公尺深的斜坡，骨骸散落、衣物殘破，畫面令人怵目驚心。經鑑識與比
對，死者身分確認為49歲李姓男子。檢警追查後發現，李男與31歲洪姓男子同為同事，2人因債務問題關係惡化，據悉
李男積欠洪男1萬元遲未歸還，洪男懷恨在心，竟於9月14日約對方到霧峰區新生路商談還款，沒想到雙方在車內談判破
裂，洪男怒氣失控，疑持繩索與膠帶將李男活活勒斃，隨後將屍體載往山區棄置。警方指出，李男被害後家人苦尋多
日，兒子報案協尋近1個月仍無所獲，直到日前山區民眾意外發現白骨，才揭開這場「債殺命案」的驚人真相，專案小
組鎖定洪男後，於26日深夜11時許將其拘捕。檢察官隔日帶同法醫相驗遺體，並將擇期解剖以釐清確切死因。經訊問
後，檢方認定洪男涉犯殺人與遺棄屍體2大重罪，罪嫌重大，且無固定居所，有逃亡及串供疑慮，遂向法院聲請羈押，
台中地院審酌後，裁定將洪男羈押但未予禁見。
10月28日, 2025 繼續閱讀
戰力僅有尼米茲級的6成！中國「福建號」航母飛行甲板曝劣勢
中國最新航母「福建艦」可能僅能以約6成的效率進行航空作戰，遠低於1艘服役超過50年的美國航母，2位前美國航母
軍官指出，這對於1艘原本旨在革新解放軍艦隊的航母而言，是相當大的作戰限制。這2位軍官向《CNN》表示，預計將